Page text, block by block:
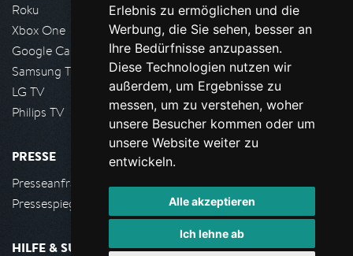
Erlebnis zu ermöglichen und die
Werbung, die Sie sehen, besser an
Ihre Bedürfnisse anzupassen.
Diese Technologien nutzen wir
außerdem, um Ergebnisse zu
messen, um zu verstehen, woher
unsere Besucher kommen oder um
unsere Website weiter zu
entwickeln.
Alle akzeptieren
Ich lehne ab
Roku
Xbox One
Google Cast
Samsung TV
LG TV
Philips TV
PRESSE
Presseanfrage stellen
Pressespiegel
HILFE & SUPPORT